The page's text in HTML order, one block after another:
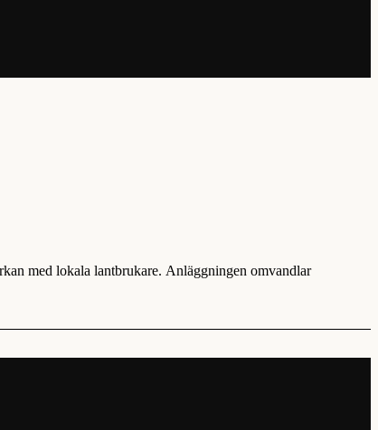
med lokala lantbrukare. Anläggningen omvandlar